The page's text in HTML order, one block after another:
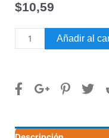
$10,59
CAPACITOR
ARRANQUE
480MFD
cantidad
Añadir al